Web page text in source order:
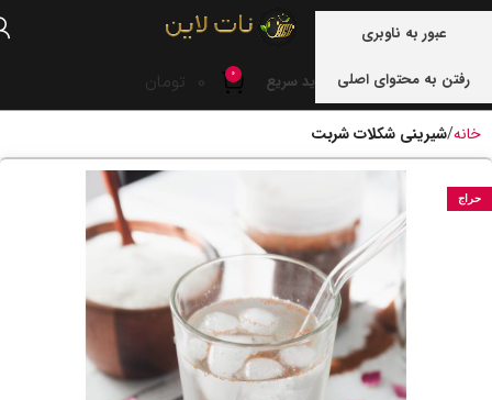
عبور به ناوبری
رفتن به محتوای اصلی
خرید سریع 0
0 تومان
خانه شیرینی شکلات شربت
حراج